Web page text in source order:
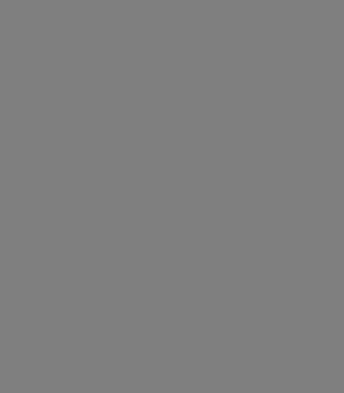
à boire, à tout pour être LE rosé de
son packaging orginal, il est à petit